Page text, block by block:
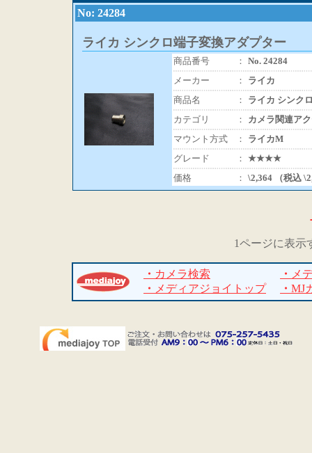
No: 24284
ライカ シンクロ端子変換アダプター
商品番号 ： No. 24284
メーカー
：
ライカ
商品名
：
ライカ シンク
カテゴリ
：
カメラ関連ア
マウント方式
：
ライカM
グレード
： ★★★★
価格
： \2,364 （税込
1ページに表示
・ カメラ検索 ・ メ
・ メディアジョイトップ ・ MJ